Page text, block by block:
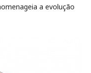
a evolução